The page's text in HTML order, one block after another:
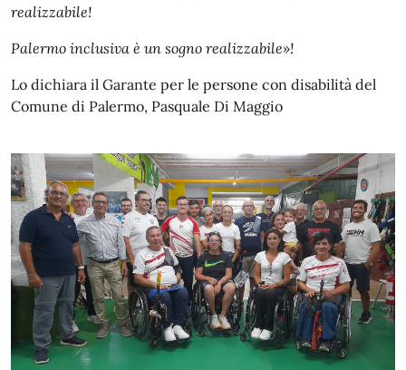
realizzabile!
Palermo inclusiva è un sogno realizzabile»!
Lo dichiara il Garante per le persone con disabilità del
Comune di Palermo, Pasquale Di Maggio